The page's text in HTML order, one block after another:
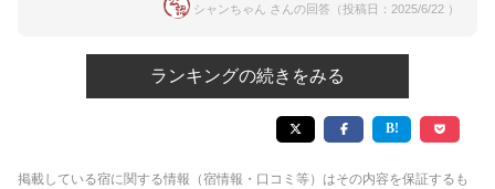
シャンちゃん さんの回答（投稿日：2025/6/22 ）
ランキングの続きをみる
掲載している宿に関する情報（宿情報・口コミ等）はその内容を保証するも